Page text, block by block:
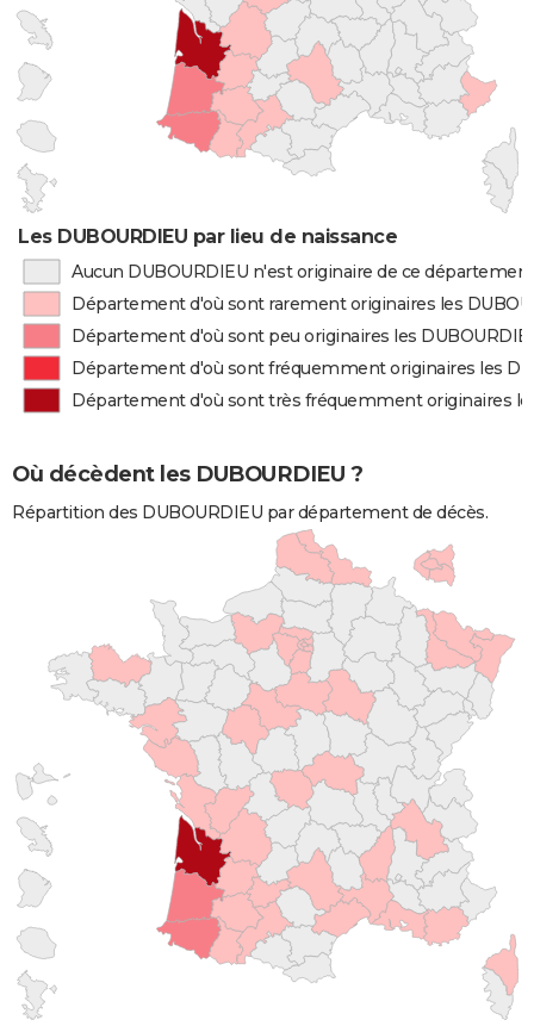
Les DUBOURDIEU par lieu de naissance
Aucun DUBOURDIEU n'est originaire de ce département
Département d'où sont rarement originaires les
Département d'où sont peu originaires les
Département d'où sont fréquemment originaires les
Département d'où sont très fréquemment originaires
Où décèdent les DUBOURDIEU ?
Répartition des DUBOURDIEU par département de décès.